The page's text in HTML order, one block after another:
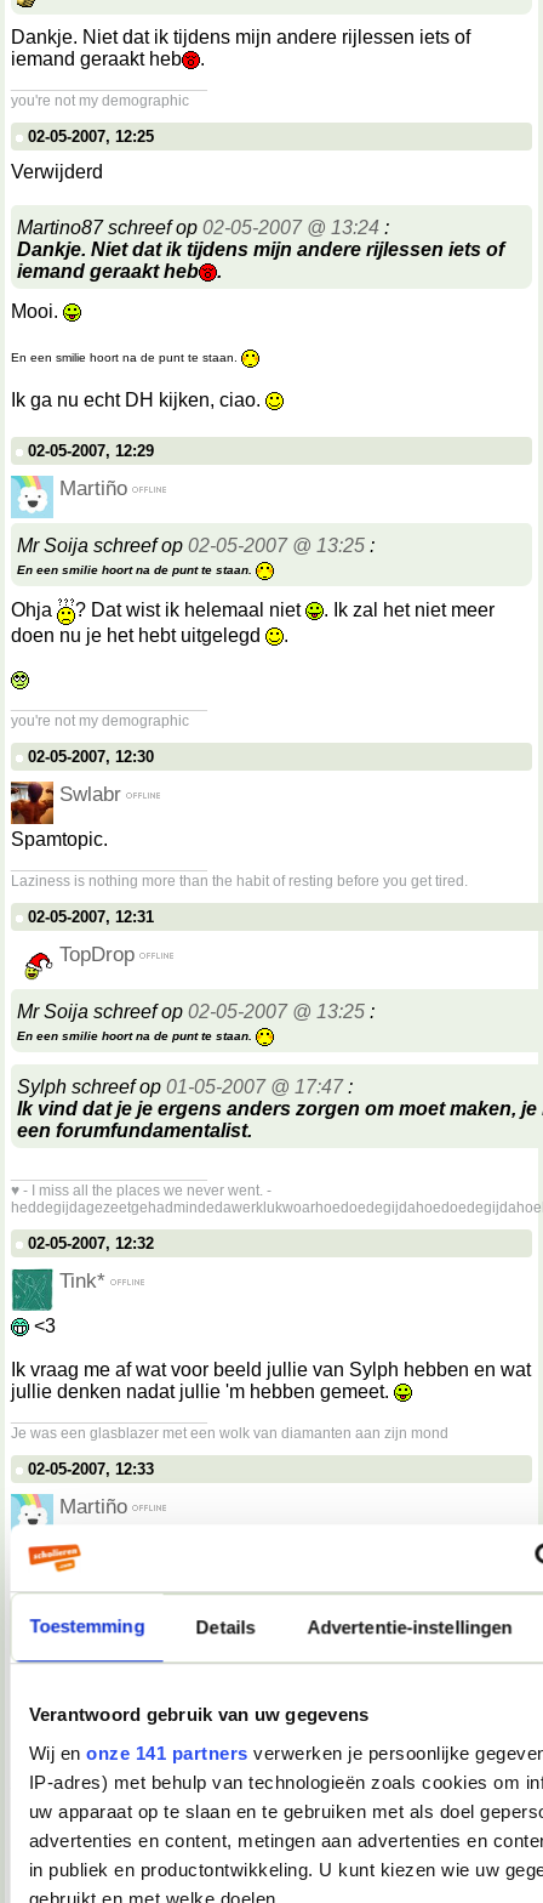
Toestemming Details Advertentie-instellingen
Verantwoord gebruik van uw gegevens
Wij en onze 141 partners verwerken je persoonlijke
IP-adres) met behulp van technologieën zoals cookies om
uw apparaat op te slaan en te gebruiken met als doel
advertenties en content, metingen aan advertenties en
in publiek en productontwikkeling. U kunt kiezen wie uw
gebruikt en met welke doelen.
Dankje. Niet dat ik tijdens mijn andere rijlessen iets of
iemand geraakt heb
.
you're not my demographic
02-05-2007, 12:25
Verwijderd
Martino87 schreef op 02-05-2007 @ 13:24 :
Dankje. Niet dat ik tijdens mijn andere rijlessen iets of
iemand geraakt heb
.
Mooi.
En een smilie hoort na de punt te staan.
Ik ga nu echt DH kijken, ciao.
02-05-2007, 12:29
Martiño
Mr Soija schreef op 02-05-2007 @ 13:25 :
En een smilie hoort na de punt te staan.
Ohja ? Dat wist ik helemaal niet
. Ik zal het niet meer
doen nu je het hebt uitgelegd
.
you're not my demographic
02-05-2007, 12:30
Swlabr
Spamtopic.
Laziness is nothing more than the habit of resting before you get tired.
02-05-2007, 12:31
TopDrop
Mr Soija schreef op 02-05-2007 @ 13:25 :
En een smilie hoort na de punt te staan.
Sylph schreef op 01-05-2007 @ 17:47:
Ik vind dat je je ergens anders zorgen om moet maken,
een forumfundamentalist.
♥ - I miss all the places we never went. -
02-05-2007, 12:32
Tink*
<3
Ik vraag me af wat voor beeld jullie van Sylph hebben en wat
jullie denken nadat jullie 'm hebben gemeet.
Je was een glasblazer met een wolk van diamanten aan zijn mond
02-05-2007, 12:33
Martiño
Darkiekurd schreef op
Niet.
Dit is het "embarrassing moments, leuke anekdotes,
vermaak uw medeforummer" topic, nummer 2!
Dit had dus eigenlijk in de eerste post gemoeten.
__________________
02-05-2007, 12:36
Tink*